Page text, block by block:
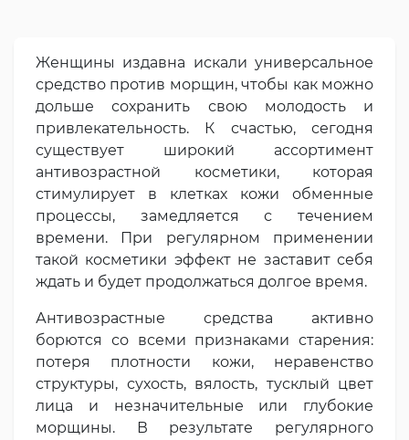
Женщины издавна искали универсальное
средство против морщин, чтобы как можно
дольше сохранить свою молодость и
привлекательность. К счастью, сегодня
существует широкий ассортимент
антивозрастной косметики, которая
стимулирует в клетках кожи обменные
процессы, замедляется с течением
времени. При регулярном применении
такой косметики эффект не заставит себя
ждать и будет продолжаться долгое время.
Антивозрастные средства активно
борются со всеми признаками старения:
потеря плотности кожи, неравенство
структуры, сухость, вялость, тусклый цвет
лица и незначительные или глубокие
морщины. В результате регулярного